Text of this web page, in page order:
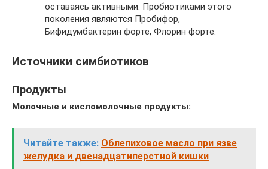
оставаясь активными. Пробиотиками этого
поколения являются Пробифор,
Бифидумбактерин форте, Флорин форте.
Источники симбиотиков
Продукты
Молочные и кисломолочные продукты:
Читайте также: Облепиховое масло при язве
желудка и двенадцатиперстной кишки